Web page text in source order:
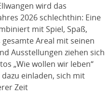
wird das
2026 schlechthin: Eine
mit Spiel, Spaß,
Areal mit seinen
Ausstellungen ziehen sich
„Wie wollen wir leben“
dazu einladen, sich mit
Zeit